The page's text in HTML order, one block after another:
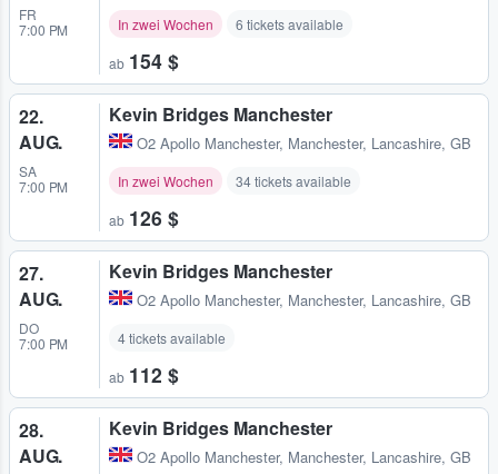
FR
7:00 PM
In zwei Wochen 6 tickets available
ab 154 $
22.
AUG.
SA
7:00 PM
Kevin Bridges Manchester
O2 Apollo Manchester, Manchester, Lancashire, GB
In zwei Wochen 34 tickets available
ab 126 $
27.
AUG.
DO
7:00 PM
Kevin Bridges Manchester
O2 Apollo Manchester, Manchester, Lancashire, GB
4 tickets available
ab 112 $
28.
AUG.
Kevin Bridges Manchester
O2 Apollo Manchester, Manchester, Lancashire, GB